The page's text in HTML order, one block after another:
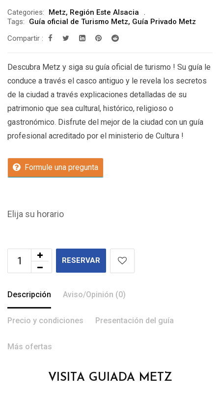
Categories: Metz, Región Este Alsacia
Tags:
Guía oficial de Turismo Metz, Guía Privado Metz
Compartir :
Descubra Metz y siga su guía oficial de turismo ! Su guía le
conduce a través el casco antiguo y le revela los secretos
de la ciudad a través explicaciones detalladas de su
patrimonio que sea cultural, histórico, religioso o
gastronómico. Disfrute del mejor de la ciudad con un guía
profesional acreditado por el ministerio de Cultura !
Formule una pregunta
Elija su horario
RESERVAR
Descripción Aviso/Opinión (0)
Precio y condiciones Presentación del guía
Más ofertas
VISITA GUIADA METZ